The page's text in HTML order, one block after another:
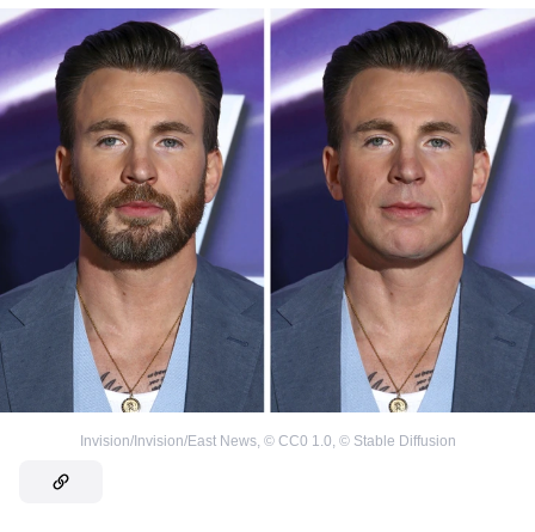
Invision/Invision/East News, © CC0 1.0, © Stable Diffusion